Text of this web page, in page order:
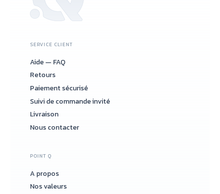
SERVICE CLIENT
Aide — FAQ
Retours
Paiement sécurisé
Suivi de commande invité
Livraison
Nous contacter
POINT Q
A propos
Nos valeurs